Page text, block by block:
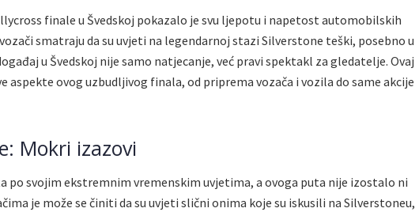
finale u Švedskoj pokazalo je svu ljepotu i napetost automobilskih
smatraju da su uvjeti na legendarnoj stazi Silverstone teški, posebno u
u Švedskoj nije samo natjecanje, već pravi spektakl za gledatelje. Ovaj
aspekte ovog uzbudljivog finala, od priprema vozača i vozila do same akcije
Mokri izazovi
po svojim ekstremnim vremenskim uvjetima, a ovoga puta nije izostalo ni
je može se činiti da su uvjeti slični onima koje su iskusili na Silverstoneu,